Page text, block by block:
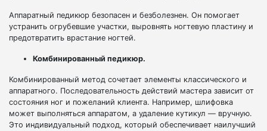
Аппаратный педикюр безопасен и безболезнен. Он помогает
устранить огрубевшие участки, выровнять ногтевую пластину и
предотвратить врастание ногтей.
Комбинированный педикюр.
Комбинированный метод сочетает элементы классического и
аппаратного. Последовательность действий мастера зависит от
состояния ног и пожеланий клиента. Например, шлифовка
может выполняться аппаратом, а удаление кутикул — вручную.
Это индивидуальный подход, который обеспечивает наилучший